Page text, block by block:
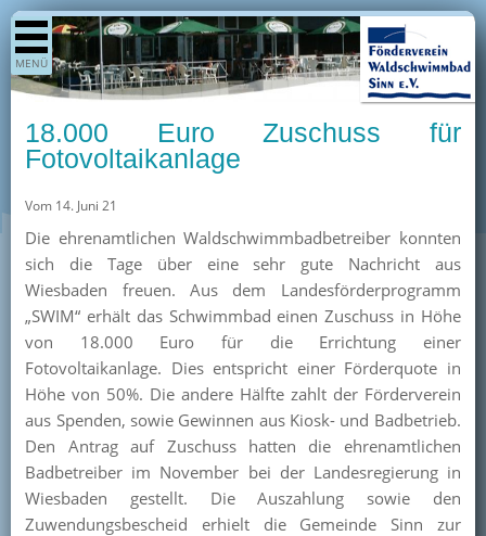
MENÜ
Shop
Aktuelles
Termine
/ Preise
Kurse
Unterstützer
Team
Pressearchiv
18.000 Euro Zuschuss für
Fotovoltaikanlage
Vom 14. Juni 21
Die ehrenamtlichen Waldschwimmbadbetreiber konnten
sich die Tage über eine sehr gute Nachricht aus
Wiesbaden freuen. Aus dem Landesförderprogramm
„SWIM“ erhält das Schwimmbad einen Zuschuss in Höhe
von 18.000 Euro für die Errichtung einer
Fotovoltaikanlage. Dies entspricht einer Förderquote in
Höhe von 50%. Die andere Hälfte zahlt der Förderverein
aus Spenden, sowie Gewinnen aus Kiosk- und Badbetrieb.
Den Antrag auf Zuschuss hatten die ehrenamtlichen
Badbetreiber im November bei der Landesregierung in
Wiesbaden gestellt. Die Auszahlung sowie den
Zuwendungsbescheid erhielt die Gemeinde Sinn zur